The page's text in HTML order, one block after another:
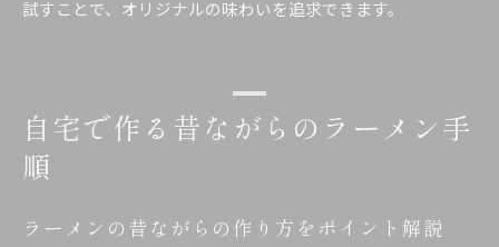
試すことで、オリジナルの味わいを追求できます。
自宅で作る昔ながらのラーメン手
順
ラーメンの昔ながらの作り方をポイント解説